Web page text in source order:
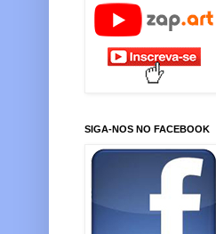
SIGA-NOS NO FACEBOOK